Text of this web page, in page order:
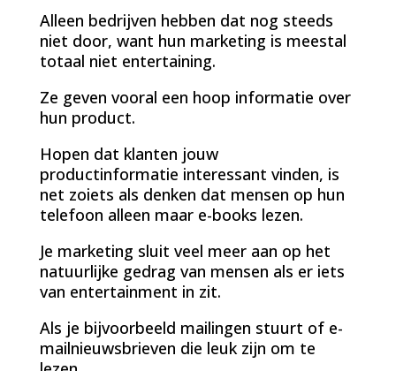
Alleen bedrijven hebben dat nog steeds
niet door, want hun marketing is meestal
totaal niet entertaining.
Ze geven vooral een hoop informatie over
hun product.
Hopen dat klanten jouw
productinformatie interessant vinden, is
net zoiets als denken dat mensen op hun
telefoon alleen maar e-books lezen.
Je marketing sluit veel meer aan op het
natuurlijke gedrag van mensen als er iets
van entertainment in zit.
Als je bijvoorbeeld mailingen stuurt of e-
mailnieuwsbrieven die leuk zijn om te